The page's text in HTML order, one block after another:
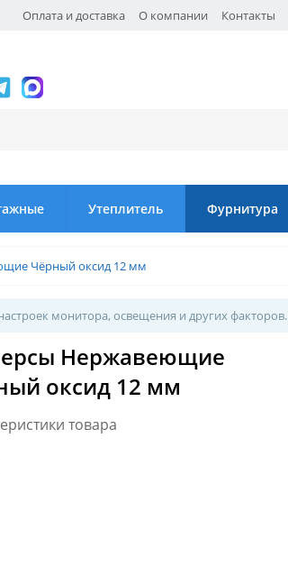
Оплата и доставка О компании Контакты
Утеплитель Фурнитура
Чёрный оксид 12 мм
монитора, освещения и других факторов.
Нержавеющие
оксид 12 мм
товара